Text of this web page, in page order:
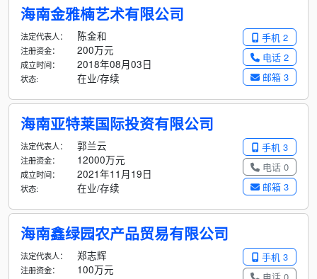
海南金雅楠艺术有限公司
手机 2
电话 2
邮箱 3
法定代表人： 陈金和
注册资金： 200万元
成立时间： 2018年08月03日
状态: 在业/存续
海南亚特莱国际投资有限公司
手机 3
电话 0
邮箱 3
法定代表人： 郭兰云
注册资金： 12000万元
成立时间： 2021年11月19日
状态: 在业/存续
海南鑫绿园农产品贸易有限公司
手机 3
法定代表人： 郑志辉
注册资金： 100万元